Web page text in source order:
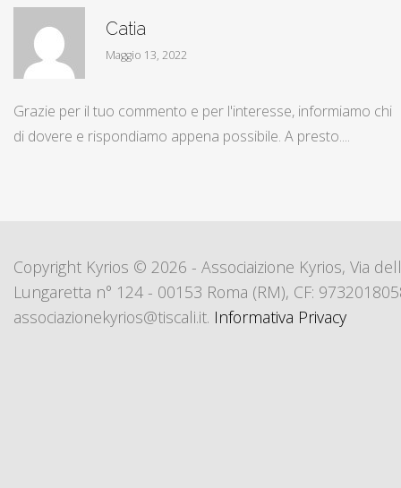
Catia
Maggio 13, 2022
Grazie per il tuo commento e per l'interesse, informiamo chi
di dovere e rispondiamo appena possibile. A presto....
Copyright Kyrios © 2026 - Associaizione Kyrios, Via
Lungaretta n° 124 - 00153 Roma (RM), CF:
associazionekyrios@tiscali.it. Informativa Privacy